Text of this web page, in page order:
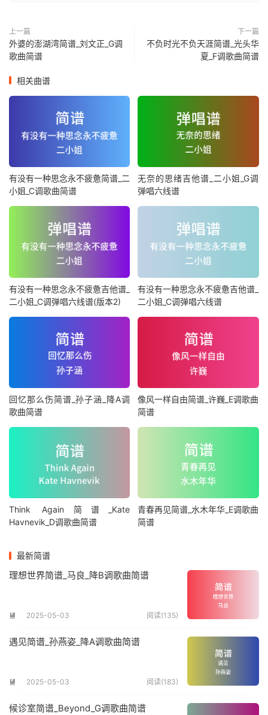
上一篇
外婆的澎湖湾简谱_刘文正_G调
歌曲简谱
下一篇
不负时光不负天涯简谱_光头华
夏_F调歌曲简谱
相关曲谱
有没有一种思念永不疲惫简谱_二
小姐_C调歌曲简谱
无奈的思绪吉他谱_二小姐_G调
弹唱六线谱
有没有一种思念永不疲惫吉他谱_
二小姐_C调弹唱六线谱(版本2)
有没有一种思念永不疲惫吉他谱_
二小姐_C调弹唱六线谱
回忆那么伤简谱_孙子涵_降A调
歌曲简谱
像风一样自由简谱_许巍_E调歌曲
简谱
Think Again简谱_Kate
Havnevik_D调歌曲简谱
青春再见简谱_水木年华_E调歌曲
简谱
最新简谱
理想世界简谱_马良_降B调歌曲简谱
 2025-05-03 阅读(135)
遇见简谱_孙燕姿_降A调歌曲简谱
 2025-05-03 阅读(183)
候诊室简谱_Beyond_G调歌曲简谱